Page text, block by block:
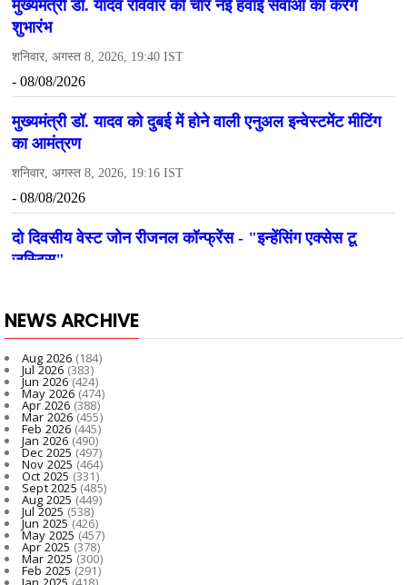
NEWS ARCHIVE
Aug 2026 (184)
Jul 2026 (383)
Jun 2026(424)
May 2026(474)
Apr 2026 (388)
Mar 2026(455)
Feb 2026 (445)
Jan 2026 (490)
Dec 2025(497)
Nov 2025 (464)
Oct 2025 (331)
Sept 2025 (485)
Aug 2025 (449)
Jul 2025 (538)
Jun 2025(426)
May 2025(457)
Apr 2025 (378)
Mar 2025 (300)
Feb 2025 (291)